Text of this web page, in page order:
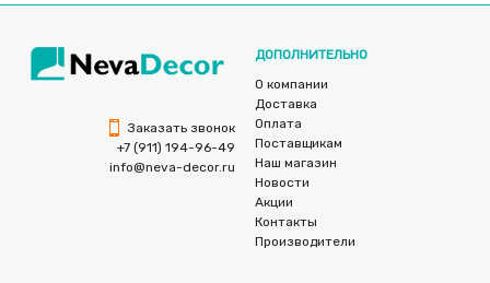
Заказать звонок
+7 (911) 194-96-49
info@neva-decor.ru
ДОПОЛНИТЕЛЬНО
О компании
Доставка
Оплата
Поставщикам
Наш магазин
Новости
Акции
Контакты
Производители